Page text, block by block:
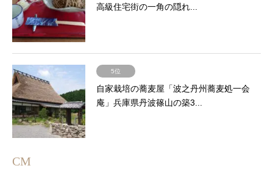
高級住宅街の一角の隠れ...
5位
自家栽培の蕎麦屋「波之丹州蕎麦処一会
庵」兵庫県丹波篠山の築3...
CM